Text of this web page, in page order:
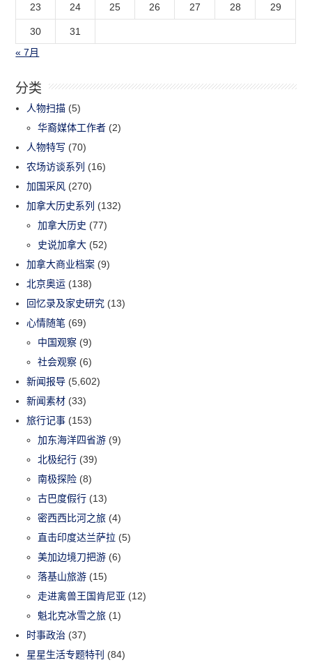
23 24 25 26 27 28 29
30
31
« 7月
分类
人物扫描 (5)
华裔媒体工作者 (2)
人物特写 (70)
农场访谈系列 (16)
加国采风 (270)
加拿大历史系列 (132)
加拿大历史 (77)
史说加拿大 (52)
加拿大商业档案 (9)
北京奥运 (138)
回忆录及家史研究 (13)
心情随笔 (69)
中国观察 (9)
社会观察 (6)
新闻报导 (5,602)
新闻素材 (33)
旅行记事 (153)
加东海洋四省游 (9)
北极纪行 (39)
南极探险 (8)
古巴度假行 (13)
密西西比河之旅 (4)
直击印度达兰萨拉 (5)
美加边境刀把游 (6)
落基山旅游 (15)
走进禽兽王国肯尼亚 (12)
魁北克冰雪之旅 (1)
时事政治 (37)
星星生活专题特刊 (84)